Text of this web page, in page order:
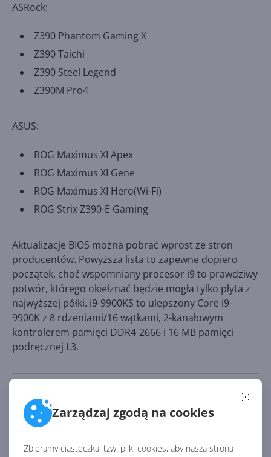
Zarządzaj zgodą na cookies
Zbieramy ciasteczka, tzw. pliki cookies, aby nasza strona
ASRock:
Z390 Phantom Gaming X
Z390 Taichi
Z390 Steel Legend
Z390M Pro4
ASUS:
ROG Maximus XI Apex
ROG Maximus XI Gene
ROG Maximus XI Hero(Wi-Fi)
ROG Strix Z390-E Gaming
Aktualizacje BIOS można pobrać wprost ze stron
producentów. Powyższa lista to zapewne dopiero
początek, choć wspomniany procesor i9 to prawdziwy
potwór, którego okiełznać będzie mogła tylko płyta z
najwyższej półki. i9-9900KS to ulepszony Core i9-
9900K z 8 rdzeniami/16 wątkami, 2-kanałowym
kontrolerem pamięci DDR4-2666 i 16 MB pamięci
podręcznej L3.
https://www.neowin.net/news/motherboard-vendors-
begin-releasing-bios-updates-for-intels-core-i9-